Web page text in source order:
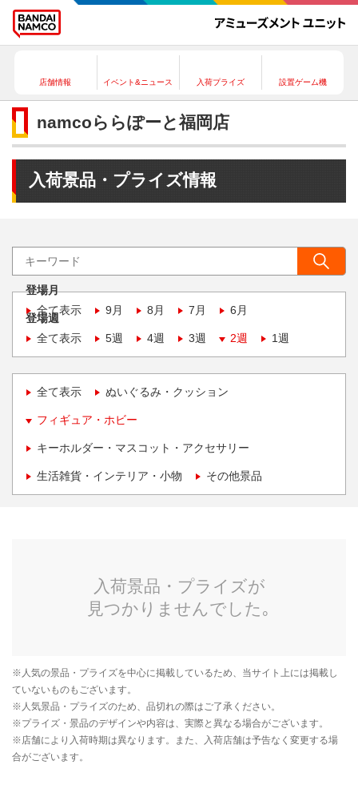
店舗情報 イベント&ニュース 入荷プライズ 設置ゲーム機
namcoららぽーと福岡店
入荷景品・プライズ情報
登場月
全て表示
9月 8月 7月 6月
登場週
全て表示
5週 4週 3週 2週 1週
全て表示 ぬいぐるみ・クッション
フィギュア・ホビー
キーホルダー・マスコット・アクセサリー
生活雑貨・インテリア・小物 その他景品